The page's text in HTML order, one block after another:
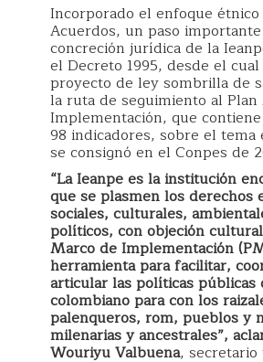
Incorporado el enfoque
Acuerdos, un paso
concreción jurídica de la
el Decreto 1995, desde el
proyecto de ley sombrilla de
la ruta de seguimiento al
Implementación, que
98 indicadores, sobre el tema
se consignó en el Conpes de
“La Ieanpe es la institución
que se plasmen los derechos
sociales, culturales,
políticos, con objeción
Marco de Implementación
herramienta para facilitar,
articular las políticas públicas
colombiano para con los
palenqueros, rom, pueblos y
milenarias y ancestrales”,
Wouriyu Valbuena,